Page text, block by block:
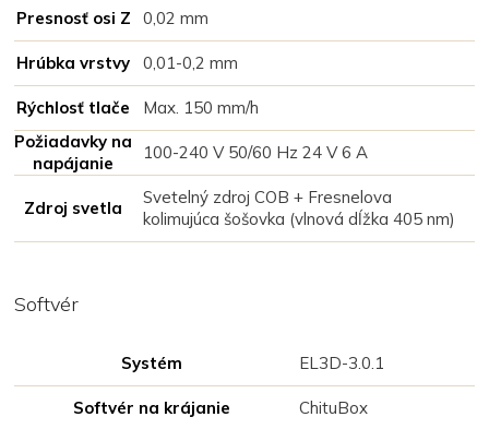
Presnosť osi Z 0,02 mm
Hrúbka vrstvy 0,01-0,2 mm
Rýchlosť tlače
Max. 150 mm/h
Požiadavky na
napájanie
100-240 V 50/60 Hz 24 V 6 A
Zdroj svetla
Svetelný zdroj COB + Fresnelova
kolimujúca šošovka (vlnová dĺžka 405 nm)
Softvér
Systém EL3D-3.0.1
Softvér na krájanie ChituBox